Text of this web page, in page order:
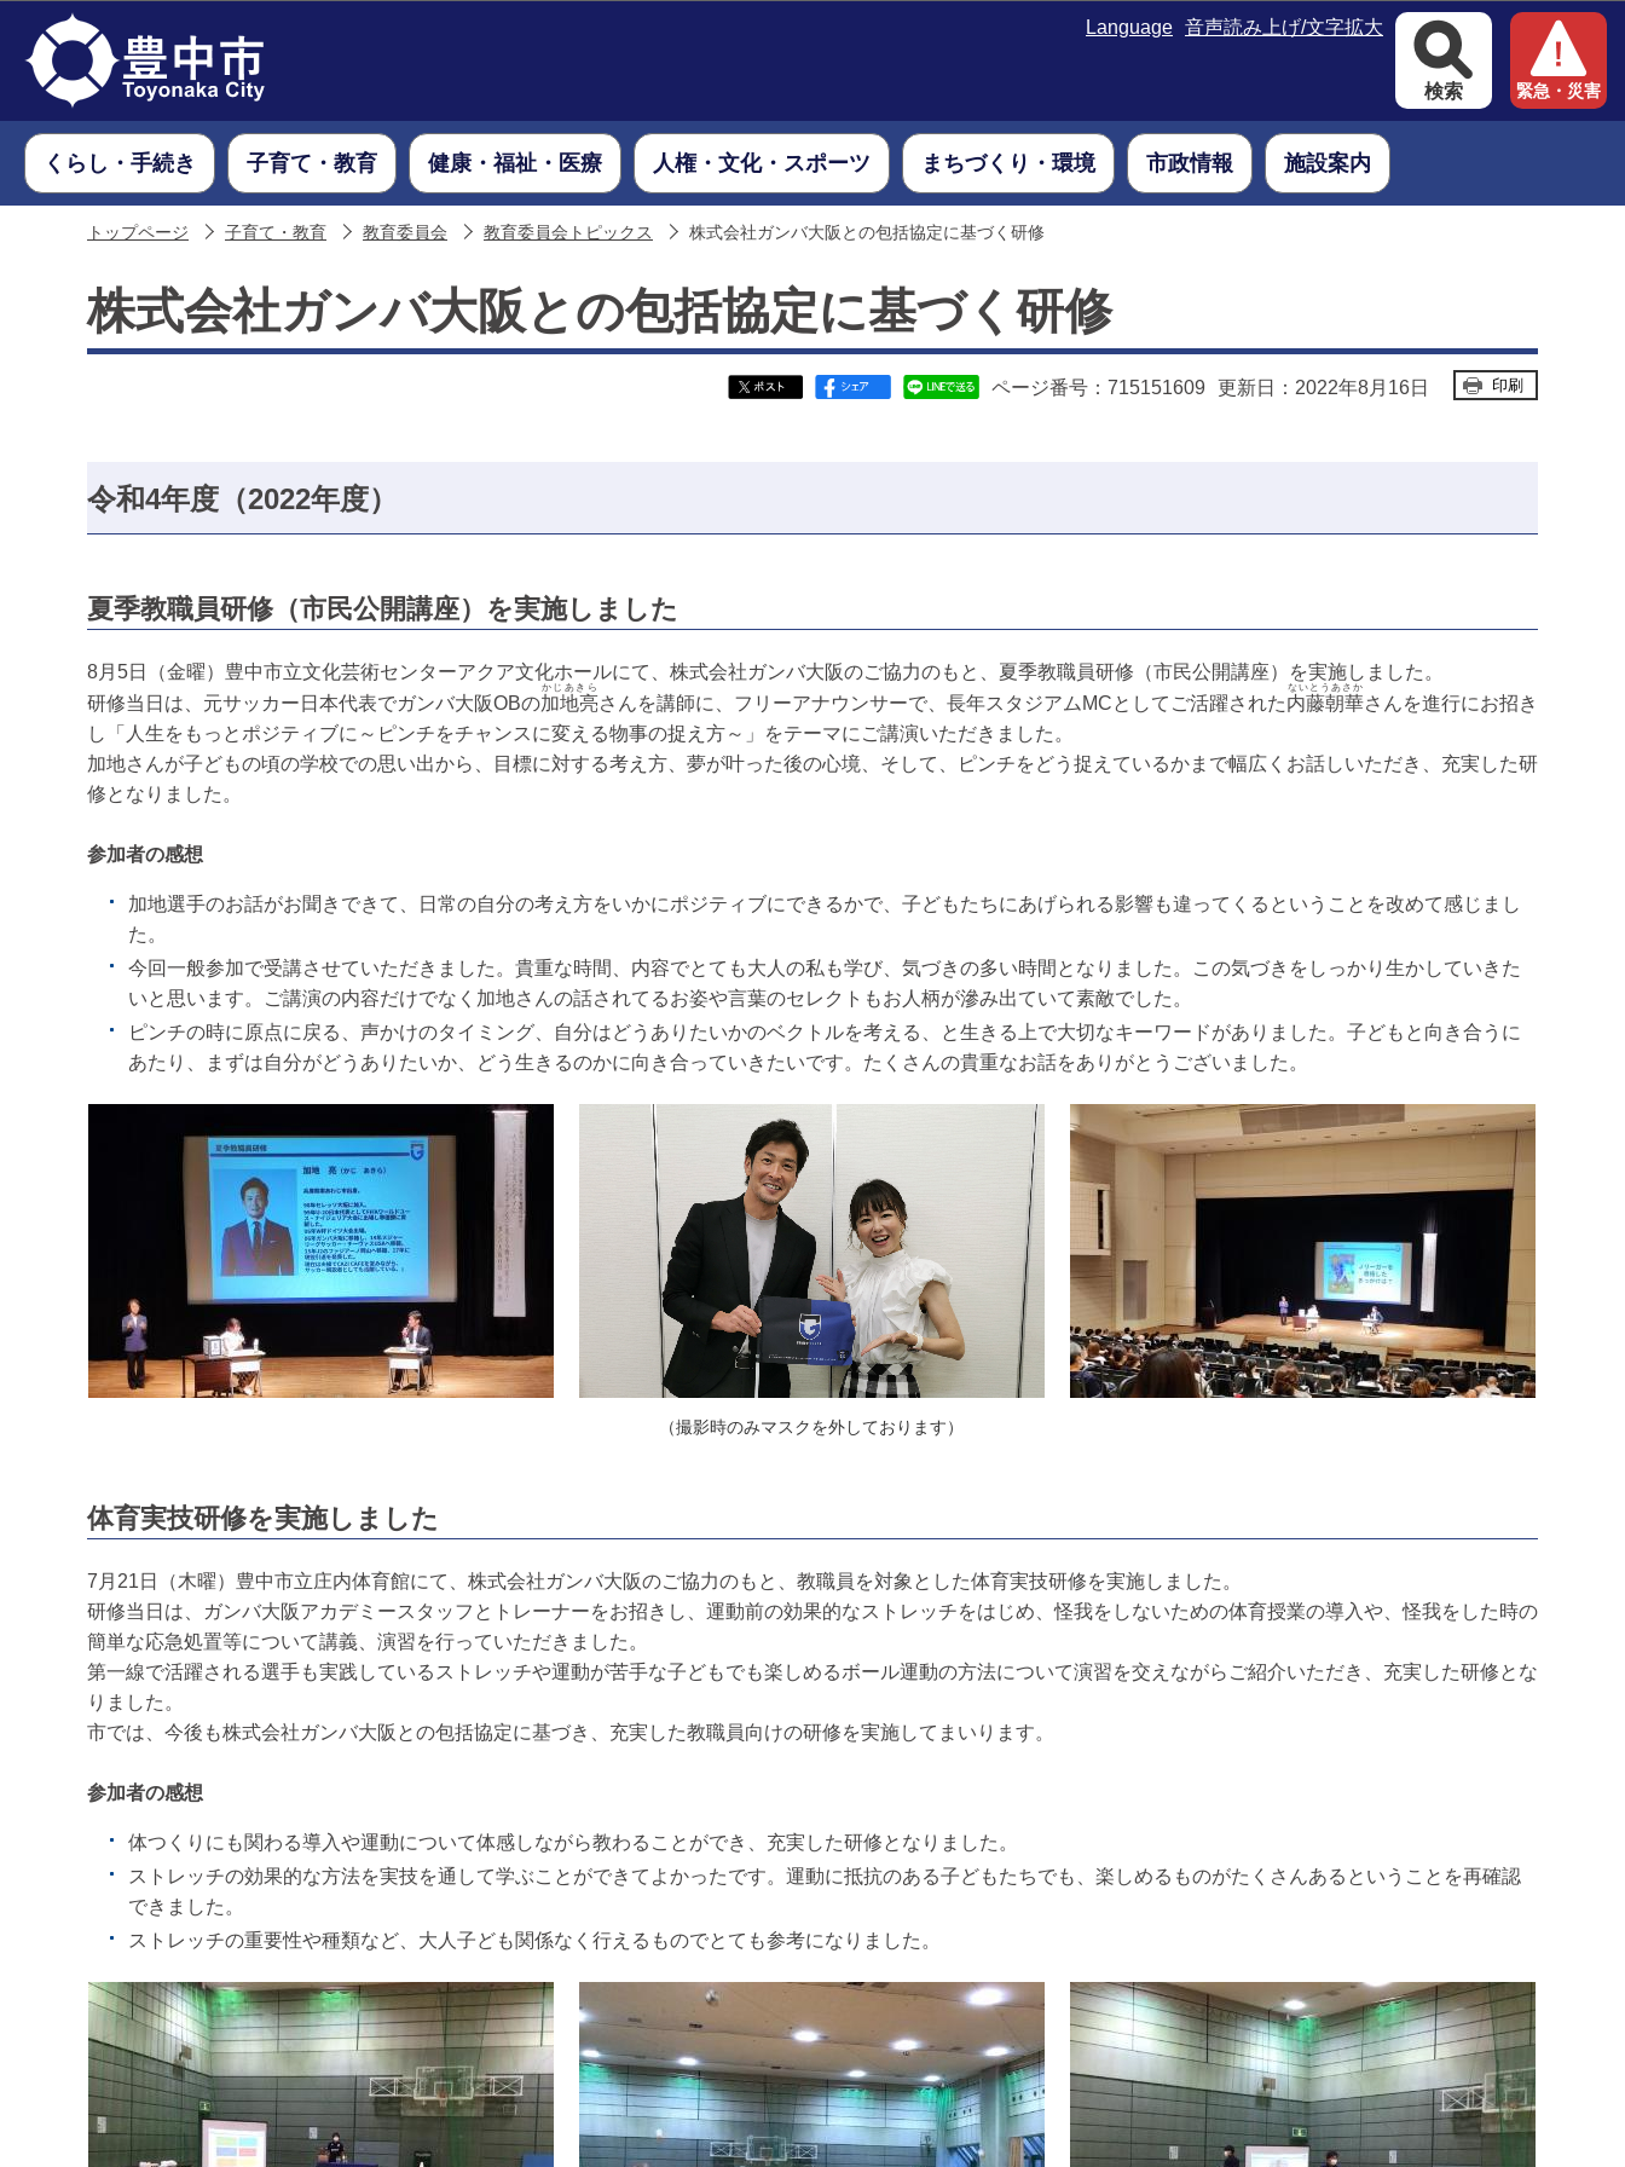
Language 音声読み上げ/文字拡大
検索 緊急・災害
くらし・手続き 子育て・教育 健康・福祉・医療 人権・文化・スポーツ まちづくり・環境 市政情報 施設案内
トップページ 子育て・教育 教育委員会 教育委員会トピックス 株式会社ガンバ大阪との包括協定に基づく研修
株式会社ガンバ大阪との包括協定に基づく研修
ページ番号：715151609 更新日：2022年8月16日 印刷
令和4年度（2022年度）
夏季教職員研修（市民公開講座）を実施しました
8月5日（金曜）豊中市立文化芸術センターアクア文化ホールにて、株式会社ガンバ大阪のご協力のもと、夏季教職員研修（市民公開講座）を実施しました。
研修当日は、元サッカー日本代表でガンバ大阪OBの加地亮
かじあきら
さんを講師に、フリーアナウンサーで、長年スタジアムMCとしてご活躍された内藤朝華
ないとうあさか
さんを進行にお招き
し「人生をもっとポジティブに～ピンチをチャンスに変える物事の捉え方～」をテーマにご講演いただきました。
加地さんが子どもの頃の学校での思い出から、目標に対する考え方、夢が叶った後の心境、そして、ピンチをどう捉えているかまで幅広くお話しいただき、充実した研
修となりました。
参加者の感想
加地選手のお話がお聞きできて、日常の自分の考え方をいかにポジティブにできるかで、子どもたちにあげられる影響も違ってくるということを改めて感じまし
た。
今回一般参加で受講させていただきました。貴重な時間、内容でとても大人の私も学び、気づきの多い時間となりました。この気づきをしっかり生かしていきた
いと思います。ご講演の内容だけでなく加地さんの話されてるお姿や言葉のセレクトもお人柄が滲み出ていて素敵でした。
ピンチの時に原点に戻る、声かけのタイミング、自分はどうありたいかのベクトルを考える、と生きる上で大切なキーワードがありました。子どもと向き合うに
あたり、まずは自分がどうありたいか、どう生きるのかに向き合っていきたいです。たくさんの貴重なお話をありがとうございました。
（撮影時のみマスクを外しております）
体育実技研修を実施しました
7月21日（木曜）豊中市立庄内体育館にて、株式会社ガンバ大阪のご協力のもと、教職員を対象とした体育実技研修を実施しました。
研修当日は、ガンバ大阪アカデミースタッフとトレーナーをお招きし、運動前の効果的なストレッチをはじめ、怪我をしないための体育授業の導入や、怪我をした時の
簡単な応急処置等について講義、演習を行っていただきました。
第一線で活躍される選手も実践しているストレッチや運動が苦手な子どもでも楽しめるボール運動の方法について演習を交えながらご紹介いただき、充実した研修とな
りました。
市では、今後も株式会社ガンバ大阪との包括協定に基づき、充実した教職員向けの研修を実施してまいります。
参加者の感想
体つくりにも関わる導入や運動について体感しながら教わることができ、充実した研修となりました。
ストレッチの効果的な方法を実技を通して学ぶことができてよかったです。運動に抵抗のある子どもたちでも、楽しめるものがたくさんあるということを再確認
できました。
ストレッチの重要性や種類など、大人子ども関係なく行えるものでとても参考になりました。